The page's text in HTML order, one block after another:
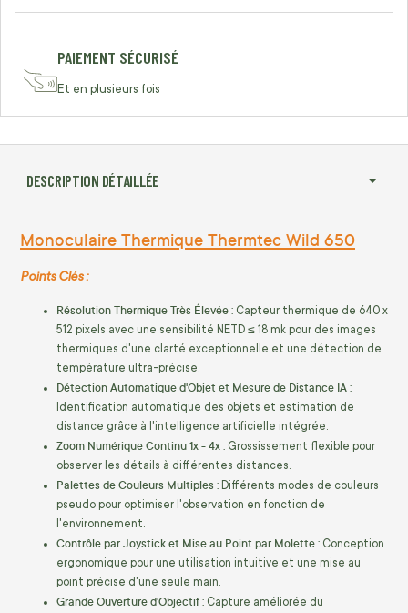
PAIEMENT SÉCURISÉ
Et en plusieurs fois
DESCRIPTION DÉTAILLÉE
Monoculaire Thermique Thermtec Wild 650
Points Clés :
Résolution Thermique Très Élevée : Capteur thermique de 640 x
512 pixels avec une sensibilité NETD ≤ 18 mk pour des images
thermiques d'une clarté exceptionnelle et une détection de
température ultra-précise.
Détection Automatique d'Objet et Mesure de Distance IA :
Identification automatique des objets et estimation de
distance grâce à l'intelligence artificielle intégrée.
Zoom Numérique Continu 1x - 4x : Grossissement flexible pour
observer les détails à différentes distances.
Palettes de Couleurs Multiples : Différents modes de couleurs
pseudo pour optimiser l'observation en fonction de
l'environnement.
Contrôle par Joystick et Mise au Point par Molette : Conception
ergonomique pour une utilisation intuitive et une mise au
point précise d'une seule main.
Grande Ouverture d'Objectif : Capture améliorée du